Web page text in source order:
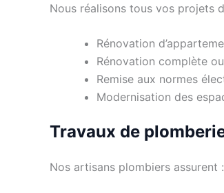
Nous réalisons tous vos projets
Rénovation
Rénovation complète
Remise aux normes
Modernisation des
Travaux de
Nos artisans plombiers assurent :